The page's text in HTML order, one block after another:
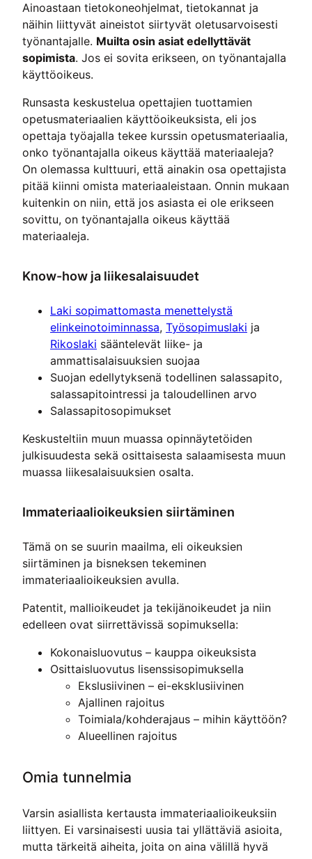
Ainoastaan tietokoneohjelmat, tietokannat ja
näihin liittyvät aineistot siirtyvät oletusarvoisesti
työnantajalle. Muilta osin asiat edellyttävät
sopimista. Jos ei sovita erikseen, on työnantajalla
käyttöoikeus.
Runsasta keskustelua opettajien tuottamien
opetusmateriaalien käyttöoikeuksista, eli jos
opettaja työajalla tekee kurssin opetusmateriaalia,
onko työnantajalla oikeus käyttää materiaaleja?
On olemassa kulttuuri, että ainakin osa opettajista
pitää kiinni omista materiaaleistaan. Onnin mukaan
kuitenkin on niin, että jos asiasta ei ole erikseen
sovittu, on työnantajalla oikeus käyttää
materiaaleja.
Know-how ja liikesalaisuudet
Laki sopimattomasta menettelystä
elinkeinotoiminnassa, Työsopimuslaki ja
Rikoslaki sääntelevät liike- ja
ammattisalaisuuksien suojaa
Suojan edellytyksenä todellinen salassapito,
salassapitointressi ja taloudellinen arvo
Salassapitosopimukset
Keskusteltiin muun muassa opinnäytetöiden
julkisuudesta sekä osittaisesta salaamisesta muun
muassa liikesalaisuuksien osalta.
Immateriaalioikeuksien siirtäminen
Tämä on se suurin maailma, eli oikeuksien
siirtäminen ja bisneksen tekeminen
immateriaalioikeuksien avulla.
Patentit, mallioikeudet ja tekijänoikeudet ja niin
edelleen ovat siirrettävissä sopimuksella:
Kokonaisluovutus – kauppa oikeuksista
Osittaisluovutus lisenssisopimuksella
Ekslusiivinen – ei-eksklusiivinen
Ajallinen rajoitus
Toimiala/kohderajaus – mihin käyttöön?
Alueellinen rajoitus
Omia tunnelmia
Varsin asiallista kertausta immateriaalioikeuksiin
liittyen. Ei varsinaisesti uusia tai yllättäviä asioita,
mutta tärkeitä aiheita, joita on aina välillä hyvä